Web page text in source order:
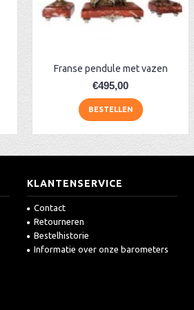
Franse pendule met vazen
€495,00
BESTELLEN
KLANTENSERVICE
Contact
Retourneren
Bestelhistorie
Informatie over onze barometers